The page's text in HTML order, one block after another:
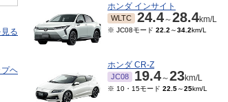
る
ヘ
ホンダ インサイト
WLTC 24.4～28.4km/L
※ JC08モード 22.2 ～34.2km/L
ホンダ CR-Z
JC08 19.4～23km/L
※ 10・15モード 22.5～25km/L